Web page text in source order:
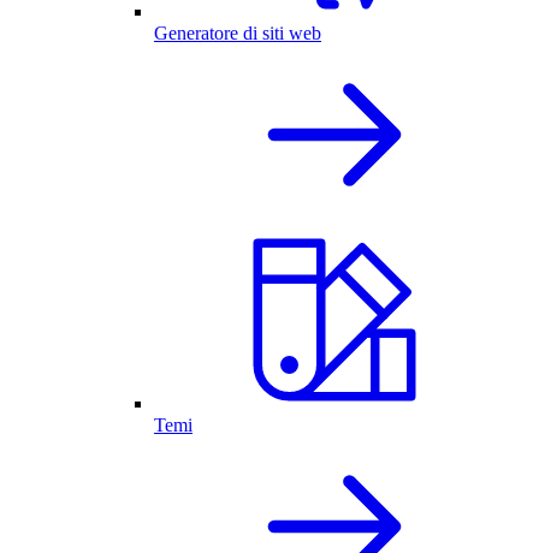
Generatore di siti web
Temi